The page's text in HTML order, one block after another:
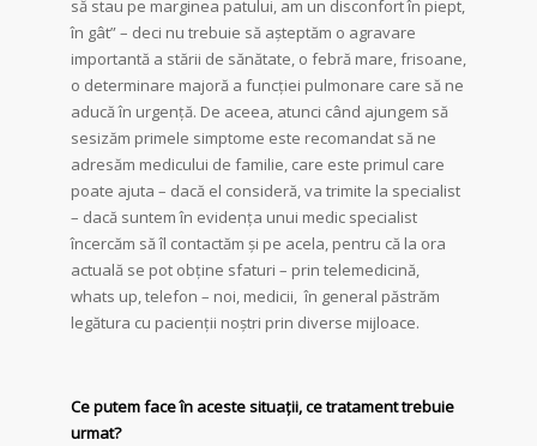
să stau pe marginea patului, am un disconfort în piept,
în gât” – deci nu trebuie să așteptăm o agravare
importantă a stării de sănătate, o febră mare, frisoane,
o determinare majoră a funcției pulmonare care să ne
aducă în urgență. De aceea, atunci când ajungem să
sesizăm primele simptome este recomandat să ne
adresăm medicului de familie, care este primul care
poate ajuta – dacă el consideră, va trimite la specialist
– dacă suntem în evidența unui medic specialist
încercăm să îl contactăm și pe acela, pentru că la ora
actuală se pot obține sfaturi – prin telemedicină,
whats up, telefon – noi, medicii, în general păstrăm
legătura cu pacienții noștri prin diverse mijloace.
Ce putem face în aceste situații, ce tratament trebuie
urmat?